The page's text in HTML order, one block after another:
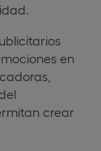
en
crear